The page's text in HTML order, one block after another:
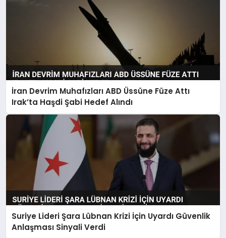
İran Devrim Muhafızları ABD Üssüne Füze Attı
Irak’ta Haşdi Şabi Hedef Alındı
Suriye Lideri Şara Lübnan Krizi İçin Uyardı Güvenlik
Anlaşması Sinyali Verdi